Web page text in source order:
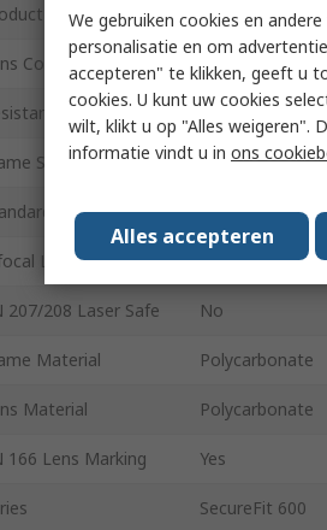
Type Safety Glasses
Colour Polarised
Features Anti-Scratch,
Style Semi-rimless
Approvals EN 166:2001
Lens No
207/208 Laser Safe No
Material Polycarbonate
Material Polycarbonate
166 Lens Marking Yes
SecureFit 600
We gebruiken cookies en
personalisatie en om
accepteren" te klikken, geeft u
cookies. U kunt uw cookies
wilt, klikt u op "Alles weigeren".
informatie vindt u in ons
Alles accepteren